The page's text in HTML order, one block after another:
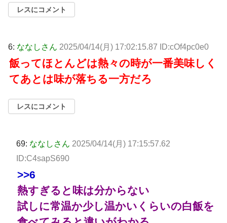
レスにコメント
6: ななしさん 2025/04/14(月) 17:02:15.87 ID:cOf4pc0e0
飯ってほとんどは熱々の時が一番美味しく
てあとは味が落ちる一方だろ
レスにコメント
69: ななしさん 2025/04/14(月) 17:15:57.62
ID:C4sapS690
>>6
熱すぎると味は分からない
試しに常温か少し温かいくらいの白飯を